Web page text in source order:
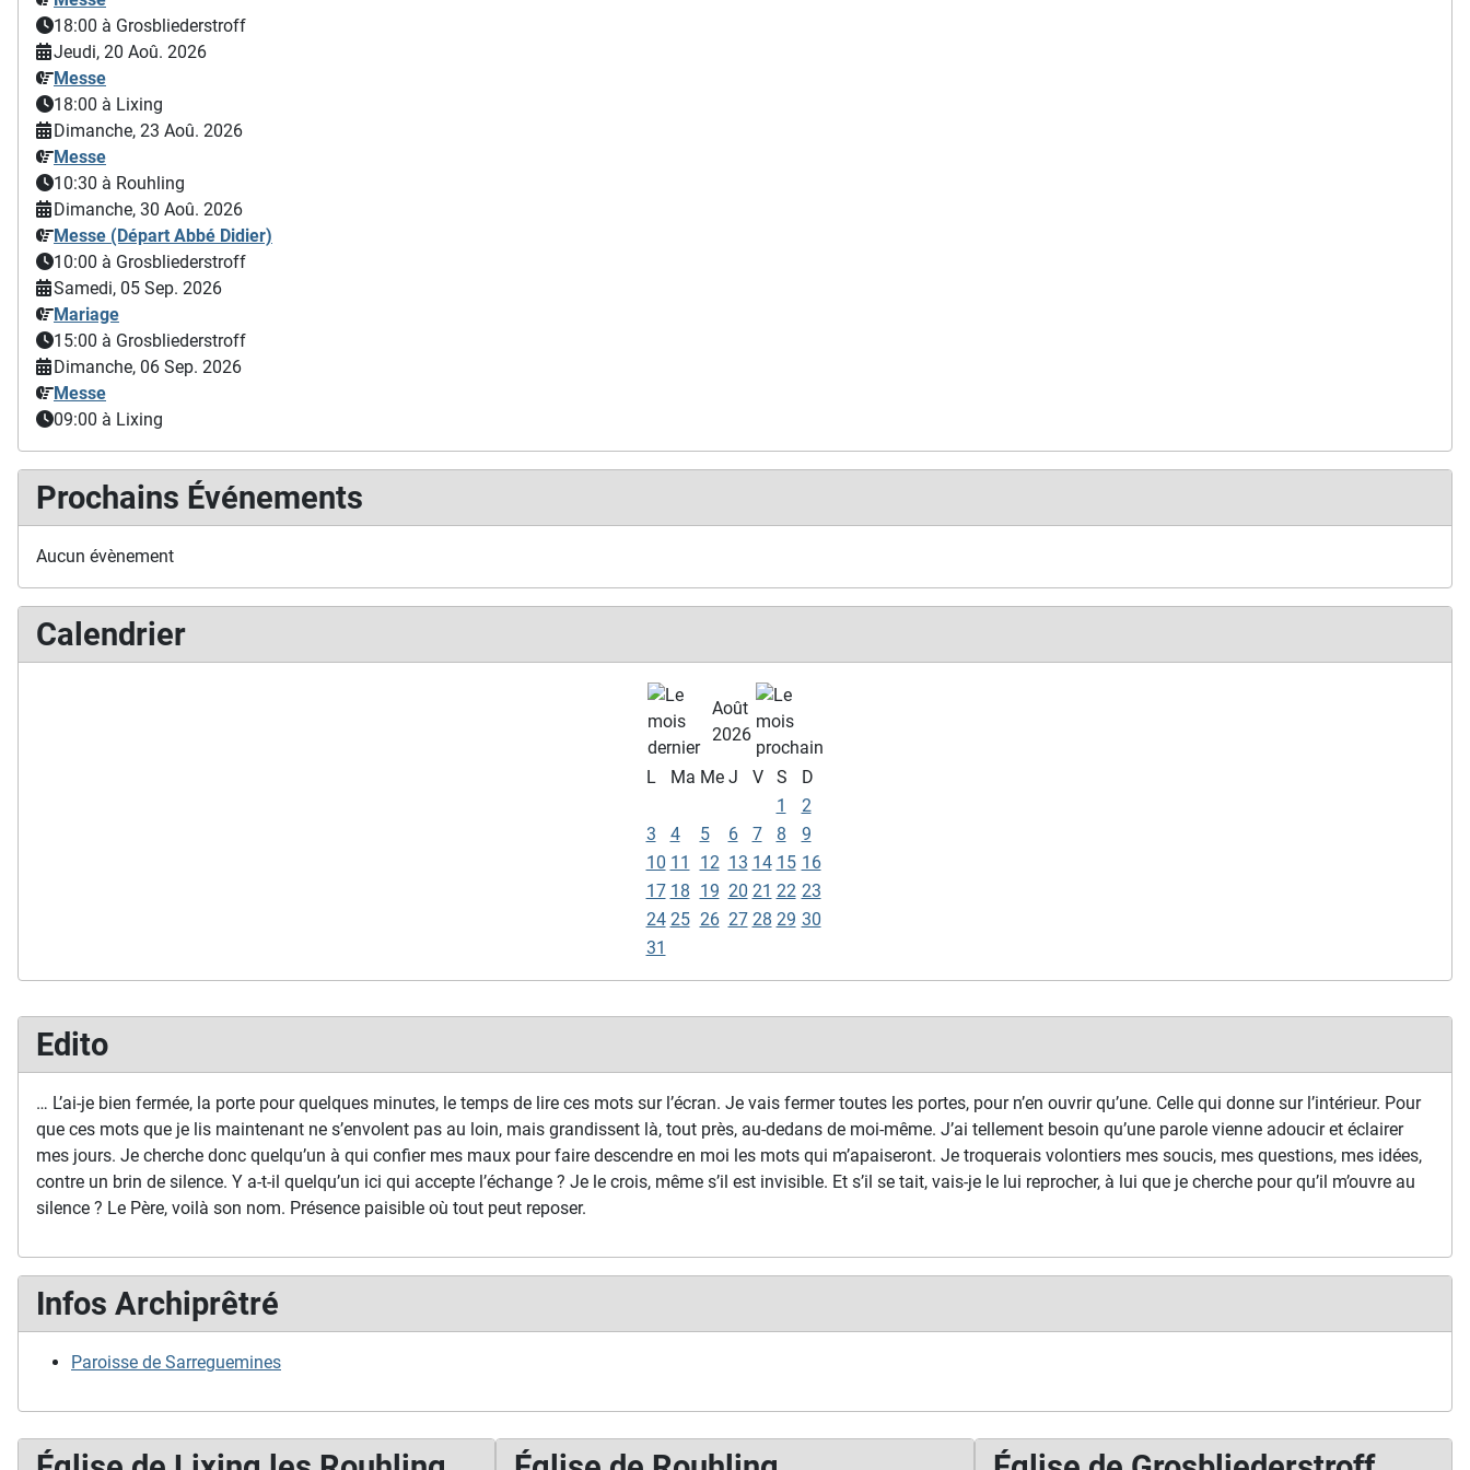
Edito
… L’ai-je bien fermée, la porte pour quelques minutes, le temps de lire ces mots sur l’écran. Je vais fermer toutes les portes, pour n’en ouvrir qu’une. Celle qui donne sur l’intérieur. Pour
que ces mots que je lis maintenant ne s’envolent pas au loin, mais grandissent là, tout près, au-dedans de moi-même. J’ai tellement besoin qu’une parole vienne adoucir et éclairer
mes jours. Je cherche donc quelqu’un à qui confier mes maux pour faire descendre en moi les mots qui m’apaiseront. Je troquerais volontiers mes soucis, mes questions, mes idées,
contre un brin de silence. Y a-t-il quelqu’un ici qui accepte l’échange ? Je le crois, même s’il est invisible. Et s’il se tait, vais-je le lui reprocher, à lui que je cherche pour qu’il m’ouvre au
silence ? Le Père, voilà son nom. Présence paisible où tout peut reposer.
Infos Archiprêtré
Paroisse de Sarreguemines
18:00 à Grosbliederstroff
Jeudi, 20 Aoû. 2026
Messe
18:00 à Lixing
Dimanche, 23 Aoû. 2026
Messe
10:30 à Rouhling
Dimanche, 30 Aoû. 2026
Messe (Départ Abbé Didier)
10:00 à Grosbliederstroff
Samedi, 05 Sep. 2026
Mariage
15:00 à Grosbliederstroff
Dimanche, 06 Sep. 2026
Messe
09:00 à Lixing
Prochains Événements
Aucun évènement
Calendrier
Août
2026
L Ma Me J V S
D
1
2
3
4 5 6 7 8
9
10 11 12 13 14 15 16
17 18 19 20 21 22 23
24 25 26 27 28 29 30
31